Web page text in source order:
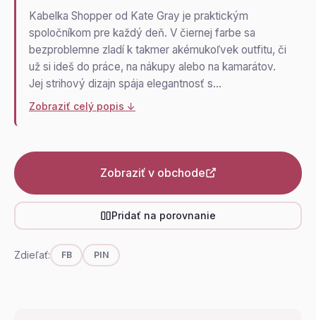
Kabelka Shopper od Kate Gray je praktickým
spoločníkom pre každý deň. V čiernej farbe sa
bezproblemne zladí k takmer akémukoľvek outfitu, či
už si ideš do práce, na nákupy alebo na kamarátov.
Jej strihový dizajn spája elegantnosť s…
Zobraziť celý popis ↓
Zobraziť v obchode
Pridať na porovnanie
Zdieľať: FB PIN